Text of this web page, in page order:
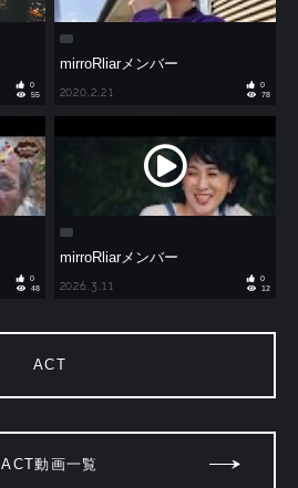
0
55
mirroRliarメンバー
2020.2.21
0
78
0
48
mirroRliarメンバー
2026.3.11
0
12
ACT
ACT動画一覧